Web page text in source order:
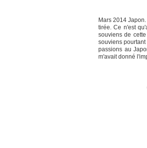
Mars 2014
tirée. Ce n'est
souviens de
souviens
passions au
m'avait donné